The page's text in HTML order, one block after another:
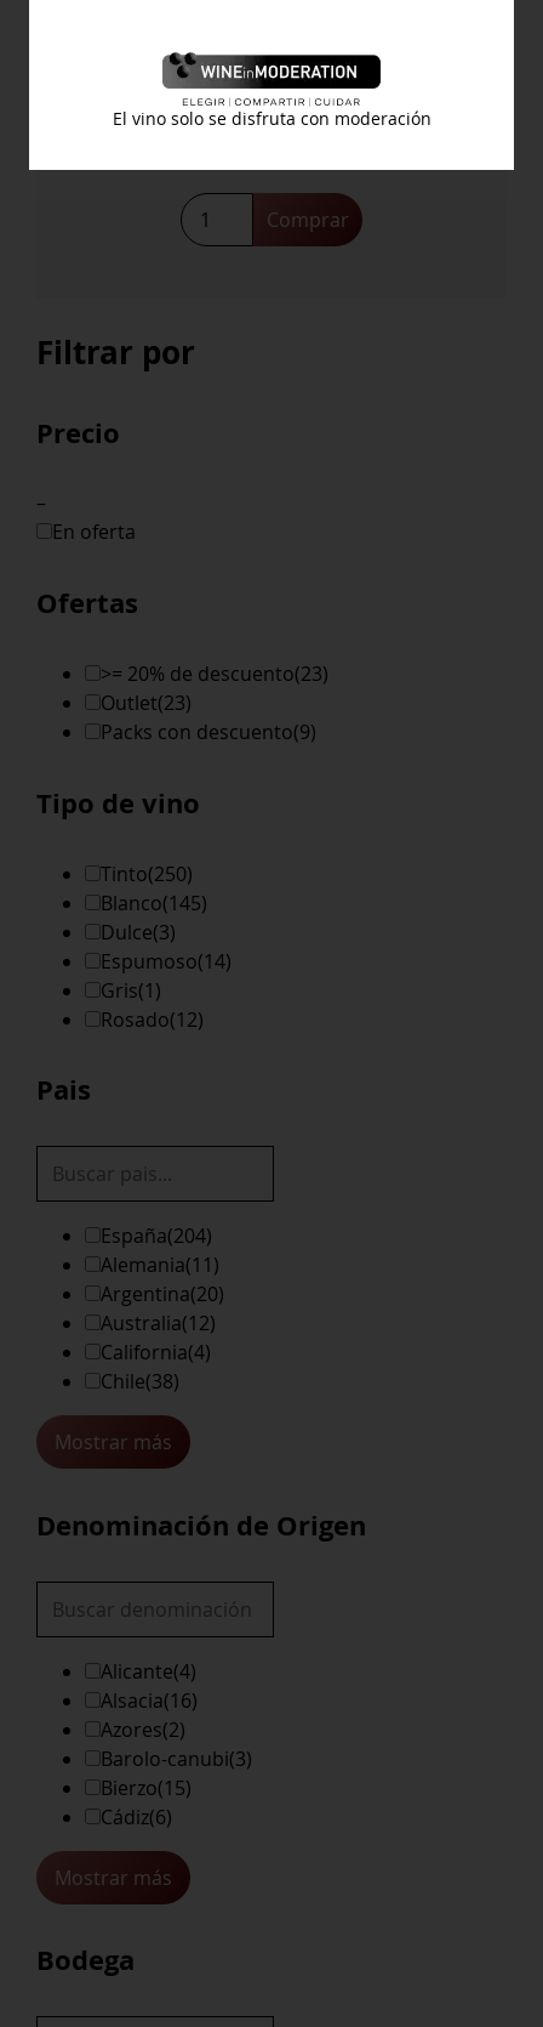
Attis Bodegas y Viñedos
25,60€
Comprar
Filtrar por
Precio
–
En oferta
Ofertas
>= 20% de descuento(23)
Outlet(23)
Packs con descuento(9)
Tipo de vino
Tinto(250)
Blanco(145)
Dulce(3)
Espumoso(14)
Gris(1)
Rosado(12)
Pais
España(204)
Alemania(11)
Argentina(20)
Australia(12)
California(4)
Chile(38)
Mostrar más
Denominación de Origen
Alicante(4)
Alsacia(16)
Azores(2)
Barolo-canubi(3)
Bierzo(15)
Cádiz(6)
Mostrar más
Bodega
El vino solo se disfruta con moderación